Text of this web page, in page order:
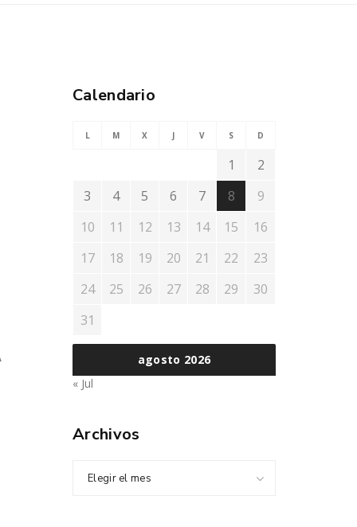
Calendario
agosto 2026
L M X J V S D
1
2
3
4 5 6 7 8
9
10
11 12 13 14 15
16
17
18 19 20 21 22
23
24
25 26 27 28 29
30
31
« Jul
Archivos
Elegir el mes